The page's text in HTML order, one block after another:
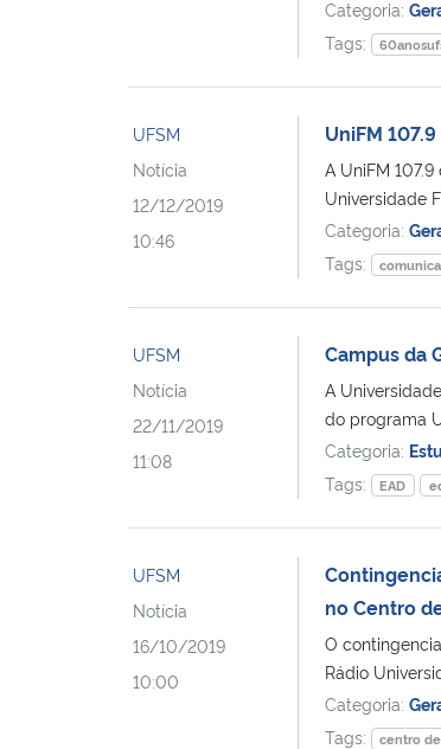
Categoria:
Tags:
UFSM
Notícia
12/12/2019
10:46
UniFM
A UniFM
Universidade
Categoria:
Tags:
UFSM
Notícia
22/11/2019
11:08
Campus da
A
do programa
Categoria:
Tags:
EAD
UFSM
Notícia
16/10/2019
10:00
no Centro
O
Rádio
Categoria:
Tags:
centro